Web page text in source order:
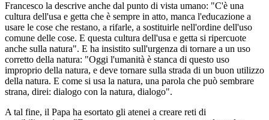
Francesco la descrive anche dal punto di vista umano: "C'è una
cultura dell'usa e getta che è sempre in atto, manca l'educazione a
usare le cose che restano, a rifarle, a sostituirle nell'ordine dell'uso
comune delle cose. E questa cultura dell'usa e getta si ripercuote
anche sulla natura". E ha insistito sull'urgenza di tornare a un uso
corretto della natura: "Oggi l'umanità è stanca di questo uso
improprio della natura, e deve tornare sulla strada di un buon utilizzo
della natura. E come si usa la natura, una parola che può sembrare
strana, direi: dialogo con la natura, dialogo".
A tal fine, il Papa ha esortato gli atenei a creare reti di